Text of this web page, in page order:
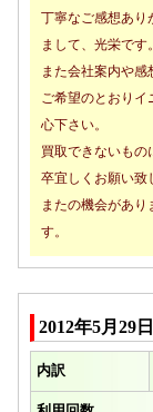
丁寧なご感想あり
まして、光栄です。
また会社案内や感
ご希望のとおりイ
心下さい。
買取できないもの
卒宜しくお願い致
またの機会があり
す。
2012年5月29
内訳